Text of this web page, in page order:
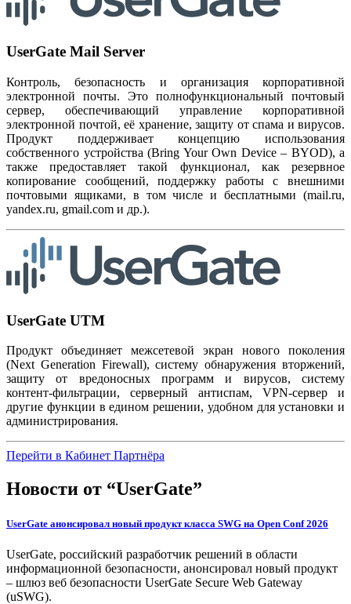
UserGate Mail Server
Контроль, безопасность и организация корпоративной
электронной почты. Это полнофункциональный почтовый
сервер, обеспечивающий управление корпоративной
электронной почтой, её хранение, защиту от спама и вирусов.
Продукт поддерживает концепцию использования
собственного устройства (Bring Your Own Device – BYOD), а
также предоставляет такой функционал, как резервное
копирование сообщений, поддержку работы с внешними
почтовыми ящиками, в том числе и бесплатными (mail.ru,
yandex.ru, gmail.com и др.).
UserGate UTM
Продукт объединяет межсетевой экран нового поколения
(Next Generation Firewall), систему обнаружения вторжений,
защиту от вредоносных программ и вирусов, систему
контент-фильтрации, серверный антиспам, VPN-сервер и
другие функции в едином решении, удобном для установки и
администрирования.
Перейти в Кабинет Партнёра
Новости от “UserGate”
UserGate анонсировал новый продукт класса SWG на Open Conf 2026
UserGate, российский разработчик решений в области
информационной безопасности, анонсировал новый продукт
– шлюз веб безопасности UserGate Secure Web Gateway
(uSWG).